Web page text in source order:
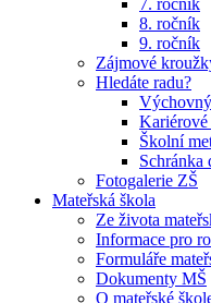
7. ročník
8. ročník
9. ročník
Zájmové
Hledáte radu?
Kariérové
Školní
Schránka
Fotogalerie ZŠ
Mateřská škola
Ze života
Informace pro
Formuláře
Dokumenty MŠ
O mateřské